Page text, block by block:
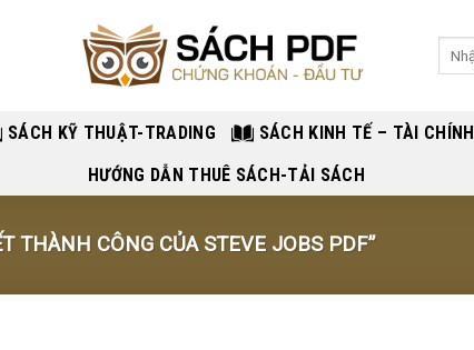
SÁCH KỸ THUẬT-TRADING SÁCH KINH TẾ – TÀI CHÍNH
HƯỚNG DẪN THUÊ SÁCH-TẢI SÁCH
THÀNH CÔNG CỦA STEVE JOBS PDF”